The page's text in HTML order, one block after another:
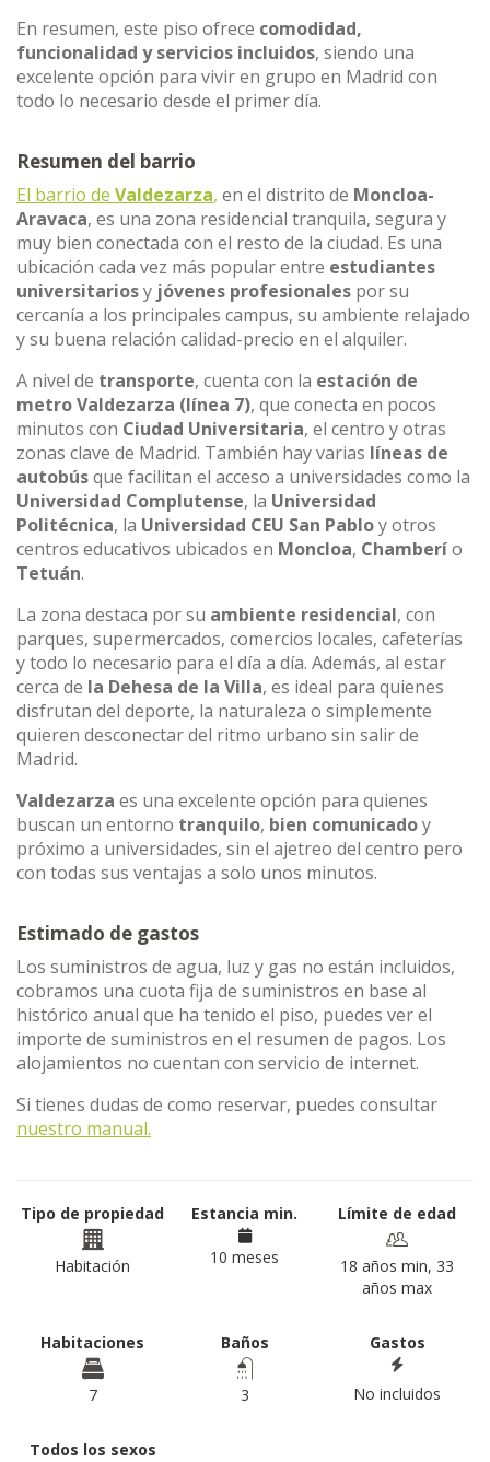
En resumen, este piso ofrece comodidad,
funcionalidad y servicios incluidos, siendo una
excelente opción para vivir en grupo en Madrid con
todo lo necesario desde el primer día.
Resumen del barrio
El barrio de Valdezarza, en el distrito de Moncloa-
Aravaca, es una zona residencial tranquila, segura y
muy bien conectada con el resto de la ciudad. Es una
ubicación cada vez más popular entre estudiantes
universitariosy jóvenes profesionales por su
cercanía a los principales campus, su ambiente relajado
y su buena relación calidad-precio en el alquiler.
A nivel de transporte, cuenta con la estación de
metro Valdezarza (línea 7), que conecta en pocos
minutos con Ciudad Universitaria, el centro y otras
zonas clave de Madrid. También hay varias líneas de
autobúsque facilitan el acceso a universidades como la
Universidad Complutense, la Universidad
Politécnica, la Universidad CEU San Pabloy otros
centros educativos ubicados en Moncloa, Chamberío
Tetuán.
La zona destaca por su ambiente residencial, con
parques, supermercados, comercios locales, cafeterías
y todo lo necesario para el día a día. Además, al estar
cerca de la Dehesa de la Villa, es ideal para quienes
disfrutan del deporte, la naturaleza o simplemente
quieren desconectar del ritmo urbano sin salir de
Madrid.
Valdezarza es una excelente opción para quienes
buscan un entorno tranquilo, bien comunicadoy
próximo a universidades, sin el ajetreo del centro pero
con todas sus ventajas a solo unos minutos.
Estimado de gastos
Los suministros de agua, luz y gas no están incluidos,
cobramos una cuota fija de suministros en base al
histórico anual que ha tenido el piso, puedes ver el
importe de suministros en el resumen de pagos. Los
alojamientos no cuentan con servicio de internet.
Si tienes dudas de como reservar, puedes consultar
nuestro manual.
Tipo de propiedad
Habitación
Estancia min.
10 meses
Límite de edad
18 años min, 33
años max
Habitaciones
7
Baños
3
Gastos
No incluidos
Todos los sexos